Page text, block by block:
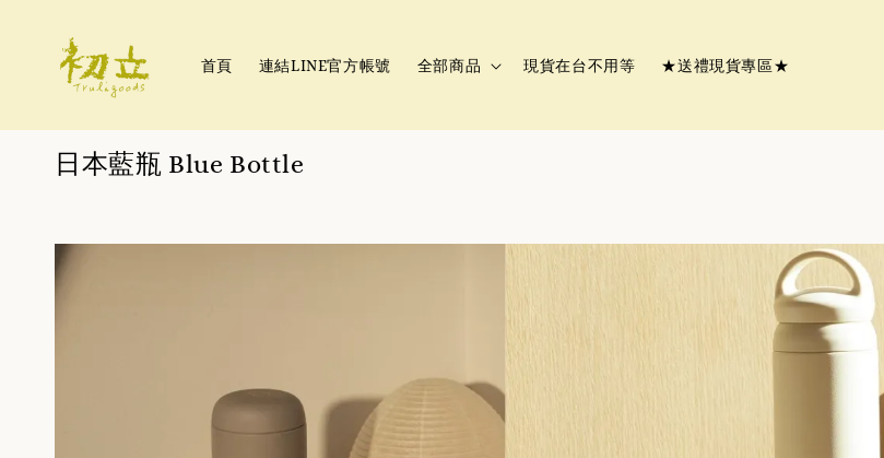
首頁 連結LINE官方帳號 全部商品 現貨在台不用等 ★送禮現貨專區★
日本藍瓶 Blue Bottle